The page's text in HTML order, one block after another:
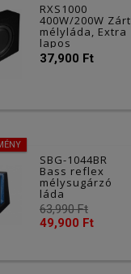
RXS1000
400W/200W Zárt
mélyláda, Extra
lapos
37,900 Ft
SBG-1044BR
Bass reflex
mélysugárzó
láda
63,990 Ft
49,900 Ft